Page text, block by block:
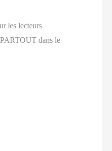
les lecteurs
dans le